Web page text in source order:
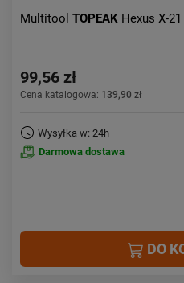
Multitool TOPEAK Hexus X-21
99,56 zł
Cena katalogowa: 139,90 zł
Wysyłka w: 24h
Darmowa dostawa
DO